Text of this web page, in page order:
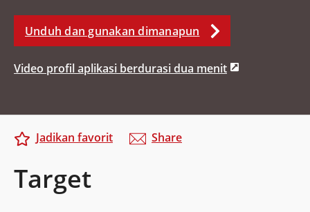
Unduh dan gunakan dimanapun
Video profil aplikasi berdurasi dua menit
Target
Jadikan favorit Share